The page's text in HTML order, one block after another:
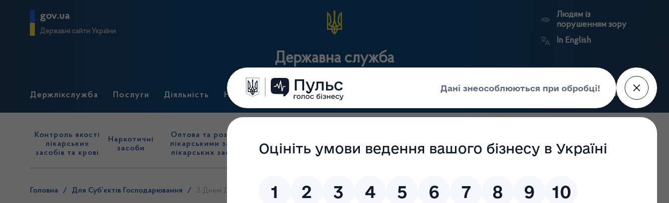
gov.ua
Державні сайти України
Державна служба
Людям із
порушенням зору
In English
Держлікслужба Послуги Діяльність Нормативні документи Для громадськості Прес-центр Пошук
Контроль якості
лікарських
засобів та крові
Наркотичні
засоби
Оптова та роздрібна торгівля
лікарськими засобами, імпорт
лікарських засобів (крім АФІ)
нагляд
(контроль)
засобів, крові та
сертифікація
нагляд
реєстри
портал
Держлікслужби
Головна / Для Суб’єктів Господарювання / З Днем Державного прапора України!